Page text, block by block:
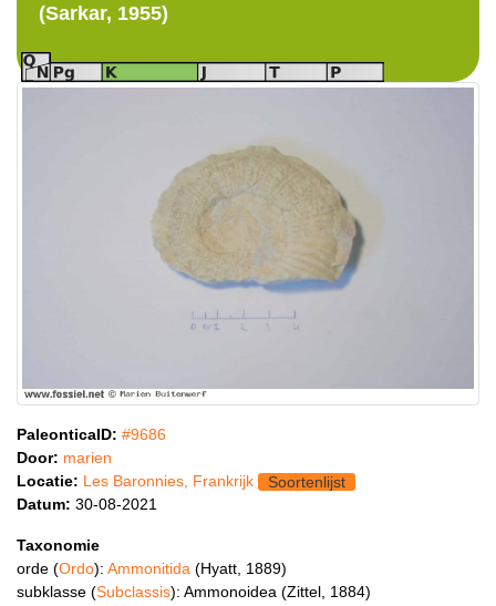
(Sarkar, 1955)
PaleonticaID: #9686
Door: marien
Locatie: Les Baronnies, Frankrijk
Soortenlijst
Datum: 30-08-2021
Taxonomie
orde (Ordo): Ammonitida (Hyatt, 1889)
subklasse (Subclassis): Ammonoidea (Zittel, 1884)